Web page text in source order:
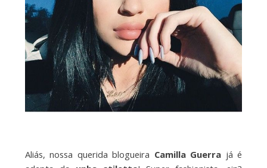
Aliás, nossa querida blogueira Camilla Guerra já é